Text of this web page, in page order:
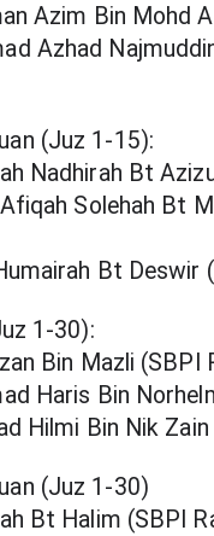
Azim Bin Mohd
Azhad
(Juz 1-15):
Nadhirah Bt
Solehah Bt
Bt Deswir
1-30):
Bin Mazli (SBPI
Haris Bin
Hilmi Bin Nik
(Juz 1-30)
Bt Halim (SBPI